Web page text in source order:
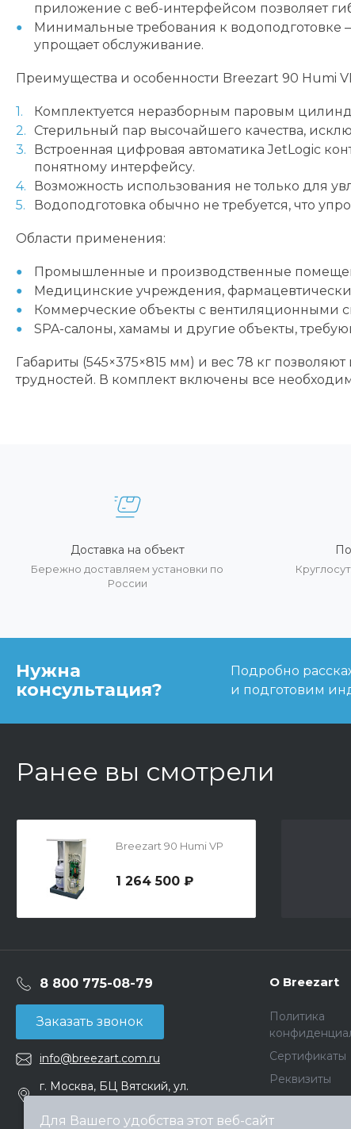
приложение с веб-интерфейсом позволяет
Минимальные требования к водоподготовке
упрощает обслуживание.
Преимущества и особенности Breezart 90 Humi
Комплектуется неразборным паровым
Стерильный пар высочайшего качества,
Встроенная цифровая автоматика JetLogic
понятному интерфейсу.
Возможность использования не только для
Водоподготовка обычно не требуется, что
Области применения:
Промышленные и производственные
Медицинские учреждения,
Коммерческие объекты с вентиляционными
SPA-салоны, хамамы и другие объекты,
Габариты (545×375×815 мм) и вес 78 кг
трудностей. В комплект включены все
Доставка на объект
Бережно доставляем установки по
России
Нужна
консультация?
Подробно
и подготовим
Ранее вы смотрели
Breezart 90 Humi VP
1 264 500 ₽
8 800 775-08-79
Заказать звонок
info@breezart.com.ru
г. Москва, БЦ Вятский, ул.
О Breezart
Политика
Сертификаты
Реквизиты
Для Вашего удобства этот веб-сайт